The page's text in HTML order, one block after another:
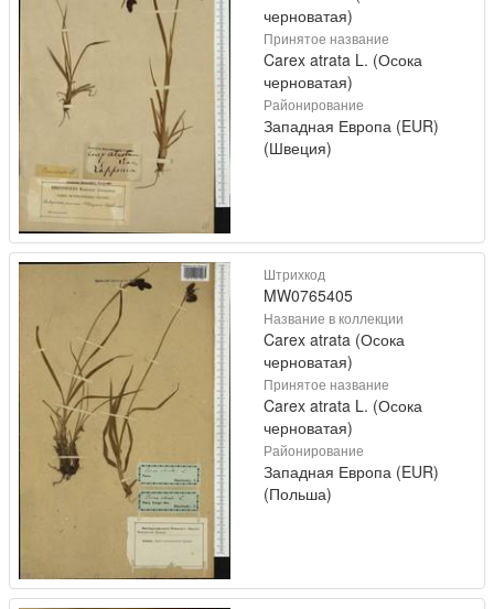
черноватая)
Принятое название
Carex atrata L. (Осока
черноватая)
Районирование
Западная Европа (EUR)
(Швеция)
Штрихкод
MW0765405
Название в коллекции
Carex atrata (Осока
черноватая)
Принятое название
Carex atrata L. (Осока
черноватая)
Районирование
Западная Европа (EUR)
(Польша)